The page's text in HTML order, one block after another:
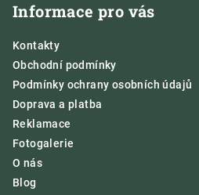
Informace pro vás
Kontakty
Obchodní podmínky
Podmínky ochrany osobních údajů
Doprava a platba
Reklamace
Fotogalerie
O nás
Blog